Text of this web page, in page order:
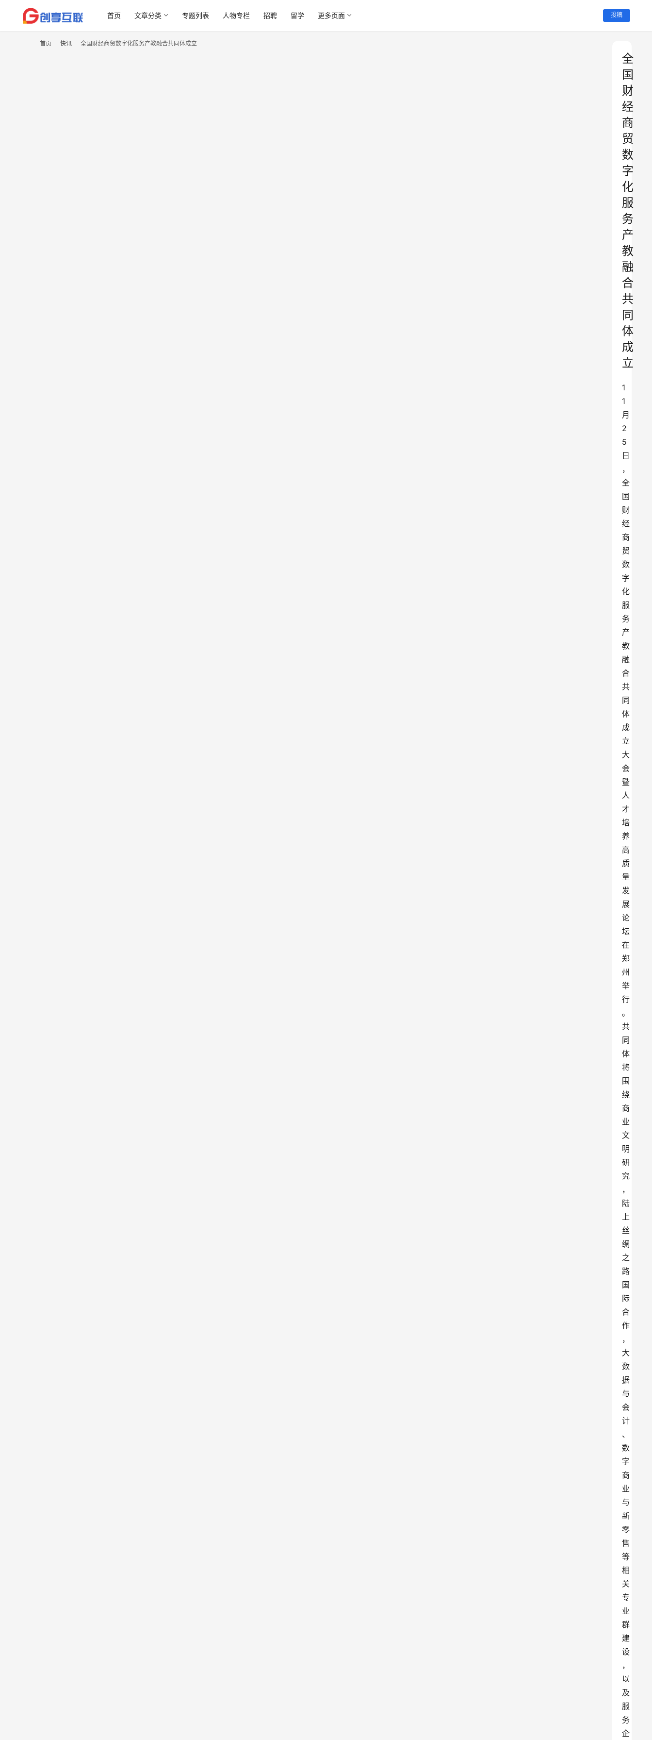
首页 文章分类 专题列表 人物专栏 招聘 留学 更多页面 投稿
首页 快讯 全国财经商贸数字化服务产教融合共同体成立
全
国
财
经
商
贸
数
字
化
服
务
产
教
融
合
共
同
体
成
立
1
1
月
2
5
日
，
全
国
财
经
商
贸
数
字
化
服
务
产
教
融
合
共
同
体
成
立
大
会
暨
人
才
培
养
高
质
量
发
展
论
坛
在
郑
州
举
行
。
共
同
体
将
围
绕
商
业
文
明
研
究
，
陆
上
丝
绸
之
路
国
际
合
作
，
大
数
据
与
会
计
、
数
字
商
业
与
新
零
售
等
相
关
专
业
群
建
设
，
以
及
服
务
企